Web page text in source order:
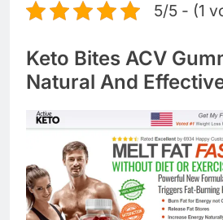
5/5 - (1
Keto Bites ACV
Natural And